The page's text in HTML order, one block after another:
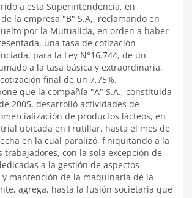
a esta Superintendencia, en
la empresa "B" S.A,, reclamando en
por la Mutualida, en orden a haber
una tasa de cotización
para la Ley N°16.744, de un
a la tasa básica y extraordinaria,
final de un 7,75%.
que la compañía "A" S.A., constituida
2005, desarrolló actividades de
de productos lácteos, en
ubicada en Frutillar, hasta el mes de
en la cual paralizó, finiquitando a la
trabajadores, con la sola excepción de
a la gestión de aspectos
mantención de la maquinaria de la
agrega, hasta la fusión societaria que